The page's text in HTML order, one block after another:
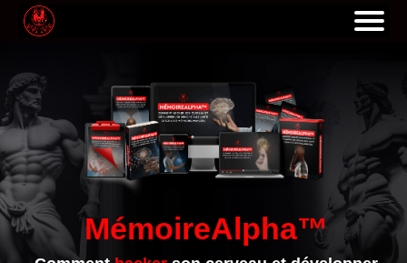
MémoireAlpha™